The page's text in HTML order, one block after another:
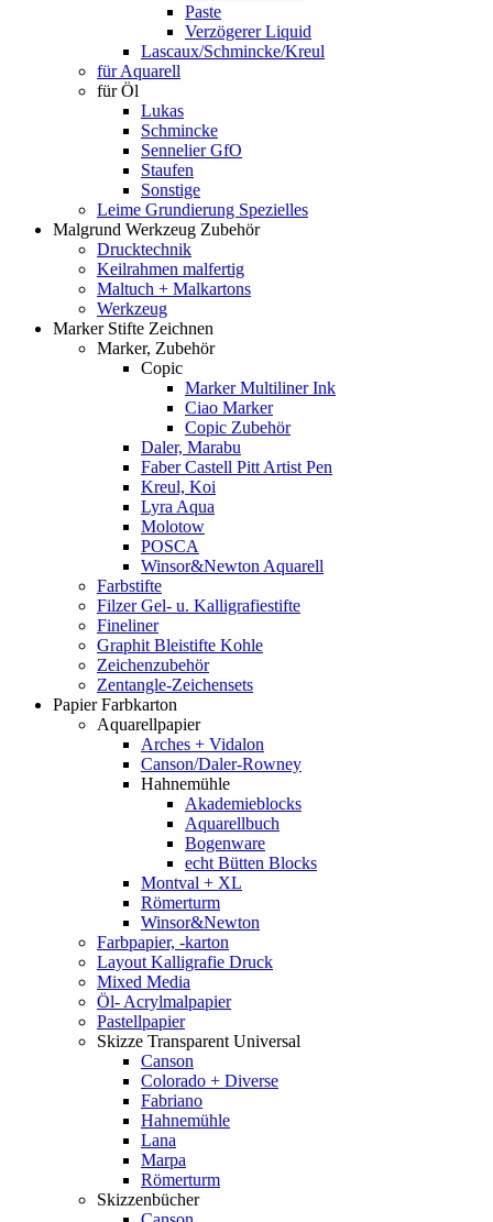
Paste
Verzögerer Liquid
Lascaux/Schmincke/Kreul
für Aquarell
für Öl
Lukas
Schmincke
Sennelier GfO
Staufen
Sonstige
Leime Grundierung Spezielles
Malgrund Werkzeug Zubehör
Drucktechnik
Keilrahmen malfertig
Maltuch + Malkartons
Werkzeug
Marker Stifte Zeichnen
Marker, Zubehör
Copic
Marker Multiliner Ink
Ciao Marker
Copic Zubehör
Daler, Marabu
Faber Castell Pitt Artist Pen
Kreul, Koi
Lyra Aqua
Molotow
POSCA
Winsor&Newton Aquarell
Farbstifte
Filzer Gel- u. Kalligrafiestifte
Fineliner
Graphit Bleistifte Kohle
Zeichenzubehör
Zentangle-Zeichensets
Papier Farbkarton
Aquarellpapier
Arches + Vidalon
Canson/Daler-Rowney
Hahnemühle
Akademieblocks
Aquarellbuch
Bogenware
echt Bütten Blocks
Montval + XL
Römerturm
Winsor&Newton
Farbpapier, -karton
Layout Kalligrafie Druck
Mixed Media
Öl- Acrylmalpapier
Pastellpapier
Skizze Transparent Universal
Canson
Colorado + Diverse
Fabriano
Hahnemühle
Lana
Marpa
Römerturm
Skizzenbücher